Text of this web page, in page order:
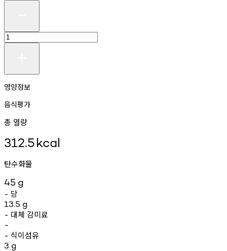
영양정보
음식평가
총 열량
312.5kcal
탄수화물
45 g
- 당
13.5 g
- 대체 감미료
-
- 식이섬유
3 g